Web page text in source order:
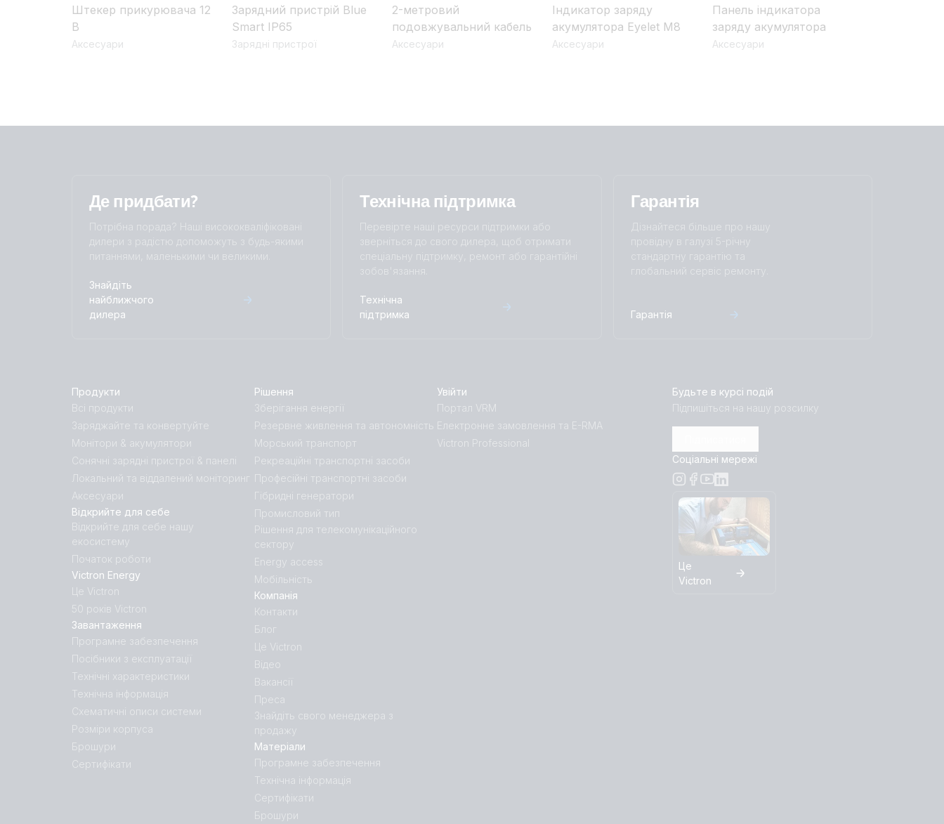
Штекер прикурювача 12
В
Аксесуари
Зарядний пристрій Blue
Smart IP65
Зарядні пристрої
2-метровий
подовжувальний кабель
Аксесуари
Індикатор заряду
акумулятора Eyelet M8
Аксесуари
Панель індикатора
заряду акумулятора
Аксесуари
Де придбати?
Потрібна порада? Наші висококваліфіковані
дилери з радістю допоможуть з будь-якими
питаннями, маленькими чи великими.
Знайдіть
найближчого
дилера
Технічна підтримка
Перевірте наші ресурси підтримки або
зверніться до свого дилера, щоб отримати
спеціальну підтримку, ремонт або гарантійні
зобов'язання.
Технічна
підтримка
Гарантія
Дізнайтеся більше про нашу
провідну в галузі 5-річну
стандартну гарантію та
глобальний сервіс ремонту.
Гарантія
Продукти
Всі продукти
Заряджайте та конвертуйте
Монітори & акумулятори
Сонячні зарядні пристрої & панелі
Локальний та віддалений моніторинг
Аксесуари
Відкрийте для себе
Відкрийте для себе нашу
екосистему
Початок роботи
Victron Energy
Це Victron
50 років Victron
Завантаження
Програмне забезпечення
Посібники з експлуатації
Технічні характеристики
Технічна інформація
Схематичні описи системи
Розміри корпуса
Брошури
Сертифікати
Рішення
Зберігання енергії
Резервне живлення та автономність
Морський транспорт
Рекреаційні транспортні засоби
Професійні транспортні засоби
Гібридні генератори
Промисловий тип
Рішення для телекомунікаційного
сектору
Energy access
Мобільність
Компанія
Контакти
Блог
Це Victron
Відео
Вакансії
Преса
Знайдіть свого менеджера з
продажу
Матеріали
Програмне забезпечення
Технічна інформація
Сертифікати
Брошури
Увійти
Портал VRM
Електронне замовлення та E-RMA
Victron Professional
Будьте в курсі подій
Підпишіться на нашу розсилку
Соціальні мережі
Це
Victron